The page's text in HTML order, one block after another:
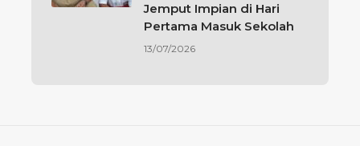
Jemput Impian di Hari
Pertama Masuk Sekolah
13/07/2026